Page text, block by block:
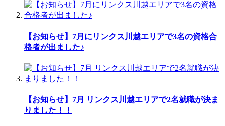
【お知らせ】7月にリンクス川越エリアで3名の資格合
格者が出ました♪
【お知らせ】7月 リンクス川越エリアで2名就職が決ま
りました！！